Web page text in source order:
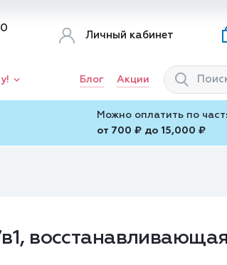
Личный кабинет
Блог Акции
Можно оплатить по
от 700 ₽ до 15,000 ₽